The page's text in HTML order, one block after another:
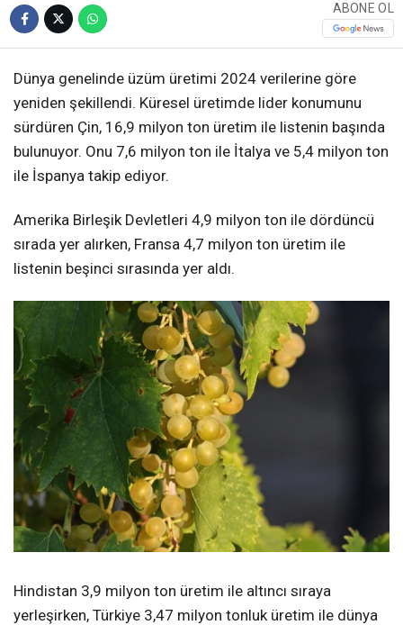
ABONE OL
Dünya genelinde üzüm üretimi 2024 verilerine göre
yeniden şekillendi. Küresel üretimde lider konumunu
sürdüren Çin, 16,9 milyon ton üretim ile listenin başında
bulunuyor. Onu 7,6 milyon ton ile İtalya ve 5,4 milyon ton
ile İspanya takip ediyor.
Amerika Birleşik Devletleri 4,9 milyon ton ile dördüncü
sırada yer alırken, Fransa 4,7 milyon ton üretim ile
listenin beşinci sırasında yer aldı.
Hindistan 3,9 milyon ton üretim ile altıncı sıraya
yerleşirken, Türkiye 3,47 milyon tonluk üretim ile dünya